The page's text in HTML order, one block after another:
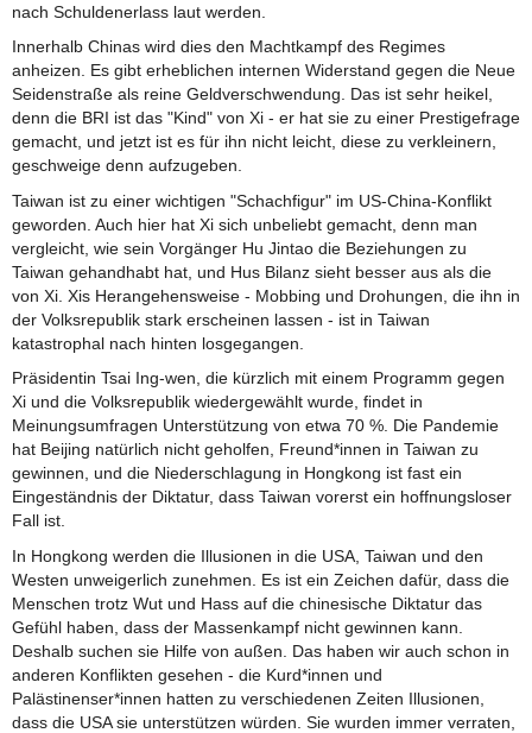
nach Schuldenerlass laut werden.
Innerhalb Chinas wird dies den Machtkampf des Regimes
anheizen. Es gibt erheblichen internen Widerstand gegen die Neue
Seidenstraße als reine Geldverschwendung. Das ist sehr heikel,
denn die BRI ist das "Kind" von Xi - er hat sie zu einer Prestigefrage
gemacht, und jetzt ist es für ihn nicht leicht, diese zu verkleinern,
geschweige denn aufzugeben.
Taiwan ist zu einer wichtigen "Schachfigur" im US-China-Konflikt
geworden. Auch hier hat Xi sich unbeliebt gemacht, denn man
vergleicht, wie sein Vorgänger Hu Jintao die Beziehungen zu
Taiwan gehandhabt hat, und Hus Bilanz sieht besser aus als die
von Xi. Xis Herangehensweise - Mobbing und Drohungen, die ihn in
der Volksrepublik stark erscheinen lassen - ist in Taiwan
katastrophal nach hinten losgegangen.
Präsidentin Tsai Ing-wen, die kürzlich mit einem Programm gegen
Xi und die Volksrepublik wiedergewählt wurde, findet in
Meinungsumfragen Unterstützung von etwa 70 %. Die Pandemie
hat Beijing natürlich nicht geholfen, Freund*innen in Taiwan zu
gewinnen, und die Niederschlagung in Hongkong ist fast ein
Eingeständnis der Diktatur, dass Taiwan vorerst ein hoffnungsloser
Fall ist.
In Hongkong werden die Illusionen in die USA, Taiwan und den
Westen unweigerlich zunehmen. Es ist ein Zeichen dafür, dass die
Menschen trotz Wut und Hass auf die chinesische Diktatur das
Gefühl haben, dass der Massenkampf nicht gewinnen kann.
Deshalb suchen sie Hilfe von außen. Das haben wir auch schon in
anderen Konflikten gesehen - die Kurd*innen und
Palästinenser*innen hatten zu verschiedenen Zeiten Illusionen,
dass die USA sie unterstützen würden. Sie wurden immer verraten,